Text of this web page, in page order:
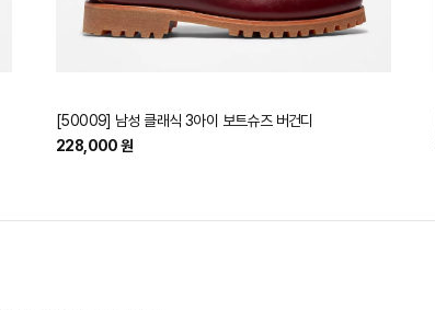
[50009] 남성 클래식 3아이 보트슈즈 버건디
228,000 원